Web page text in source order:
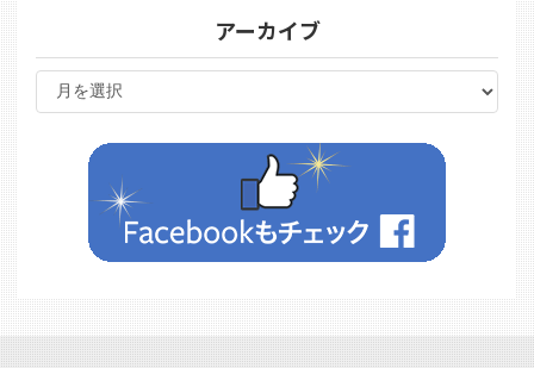
アーカイブ